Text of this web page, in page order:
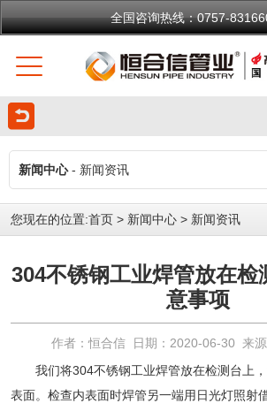
全国咨询热线：0757-
新闻中心- 新闻资讯
您现在的位置:首页 > 新闻中心 > 新闻资讯
304不锈钢工业焊管放在检
意事项
作者：恒合信 日期：2020-06-30 来
我们将304不锈钢工业焊管放在检测台上
表面。检查内表面时焊管另一端用日光灯照射